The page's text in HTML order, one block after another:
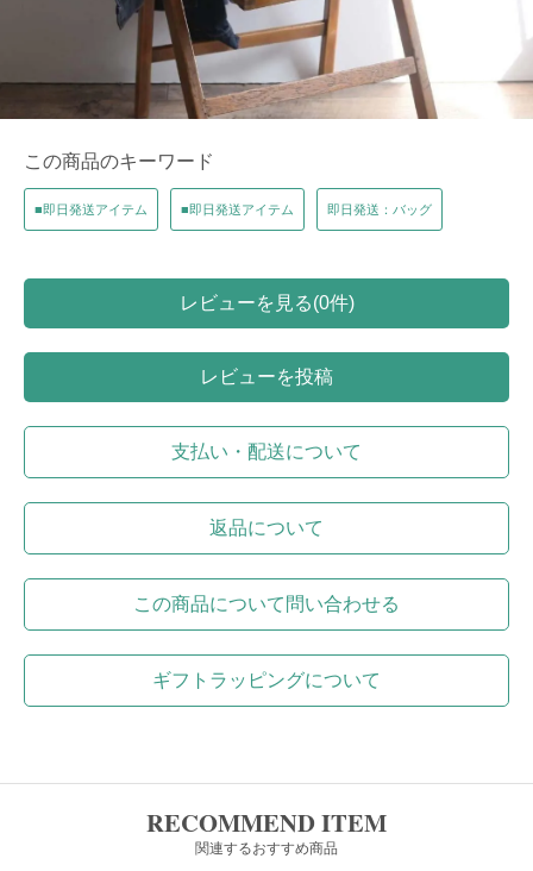
この商品のキーワード
■即日発送アイテム ■即日発送アイテム 即日発送：バッグ
レビューを見る(0件)
レビューを投稿
支払い・配送について
返品について
この商品について問い合わせる
ギフトラッピングについて
RECOMMEND ITEM
関連するおすすめ商品